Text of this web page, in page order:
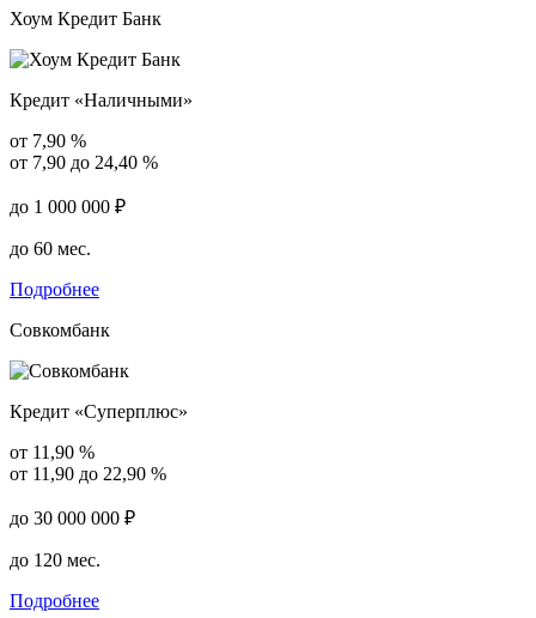
Хоум Кредит Банк
Кредит «Наличными»
от 7,90 %
от 7,90 до 24,40 %
до 1 000 000 ₽
до 60 мес.
Подробнее
Совкомбанк
Кредит «Суперплюс»
от 11,90 %
от 11,90 до 22,90 %
до 30 000 000 ₽
до 120 мес.
Подробнее